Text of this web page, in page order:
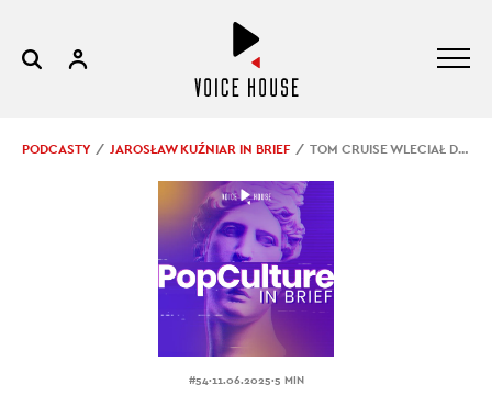
PODCASTY JAROSŁAW KUŹNIAR IN BRIEF TOM CRUISE WLECIAŁ DO KSIĘGI REKORDÓW GUINNESSA
#54.11.06.2025.5 MIN